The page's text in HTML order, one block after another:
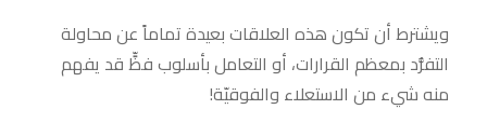
ويشترط أن تكون هذه العلاقات بعيدة تماماً عن محاولة
التفرُّد بمعظم القرارات، أو التعامل بأسلوب فظٍّ قد يفهم
منه شيء من الاستعلاء والفوقيّة!